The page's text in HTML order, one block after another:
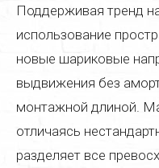
Реставрация
Реставрация
Реставрация
Реставрация
Поддерживая тренд
использование
новые шариковые
выдвижения без
монтажной длиной.
отличаясь
разделяет все